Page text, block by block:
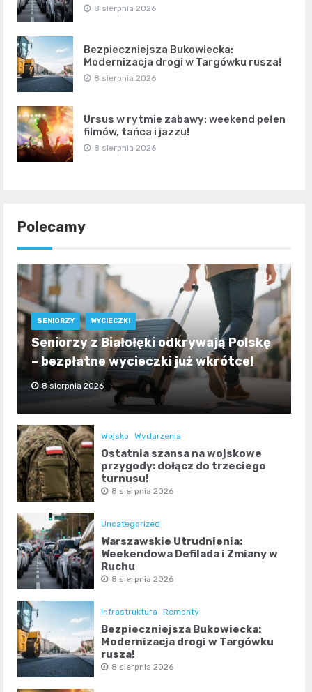
8 sierpnia 2026
Bezpieczniejsza Bukowiecka:
Modernizacja drogi w Targówku rusza!
8 sierpnia 2026
Ursus w rytmie zabawy: weekend pełen
filmów, tańca i jazzu!
8 sierpnia 2026
Polecamy
SENIORZY WYCIECZKI
Seniorzy z Białołęki odkrywają Polskę
– bezpłatne wycieczki już wkrótce!
8 sierpnia 2026
Wojsko Wydarzenia
Ostatnia szansa na wojskowe
przygody: dołącz do trzeciego
turnusu!
8 sierpnia 2026
Uncategorized
Warszawskie Utrudnienia:
Weekendowa Defilada i Zmiany w
Ruchu
8 sierpnia 2026
Infrastruktura Remonty
Bezpieczniejsza Bukowiecka:
Modernizacja drogi w Targówku
rusza!
8 sierpnia 2026